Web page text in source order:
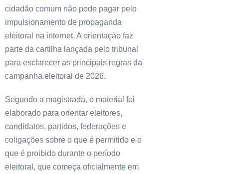
cidadão comum não pode pagar pelo
impulsionamento de propaganda
eleitoral na internet. A orientação faz
parte da cartilha lançada pelo tribunal
para esclarecer as principais regras da
campanha eleitoral de 2026.
Segundo a magistrada, o material foi
elaborado para orientar eleitores,
candidatos, partidos, federações e
coligações sobre o que é permitido e o
que é proibido durante o período
eleitoral, que começa oficialmente em